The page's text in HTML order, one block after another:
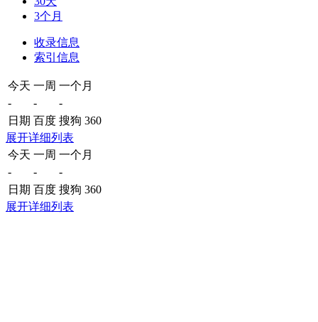
3个月
收录信息
索引信息
今天 一周 一个月
-
-
-
日期 百度 搜狗 360
展开详细列表
今天 一周 一个月
-
-
-
日期 百度 搜狗 360
展开详细列表